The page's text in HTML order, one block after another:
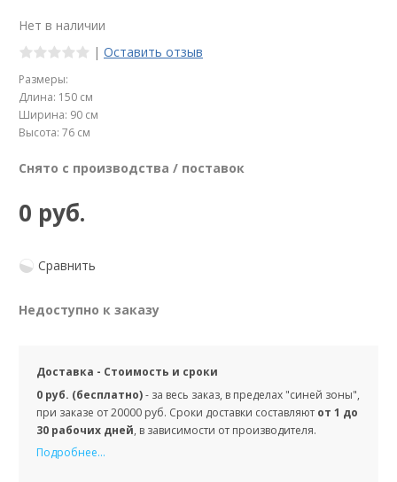
Нет в наличии
| Оставить отзыв
Размеры:
Длина: 150 см
Ширина: 90 см
Высота: 76 см
Снято с производства / поставок
0 руб.
Сравнить
Недоступно к заказу
Доставка - Стоимость и сроки
0 руб. (бесплатно)- за весь заказ, в пределах "синей зоны",
при заказе от 20000 руб. Сроки доставки составляют от 1 до
30 рабочих дней, в зависимости от производителя.
Подробнее...